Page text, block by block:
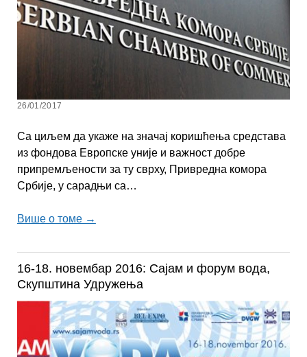
26/01/2017
Са циљем да укаже на значај коришћења средстава
из фондова Европске уније и важност добре
припремљености за ту сврху, Привредна комора
Србије, у сарадњи са…
Више о томе →
16-18. новембар 2016: Сајам и форум вода,
Скупштина Удружења